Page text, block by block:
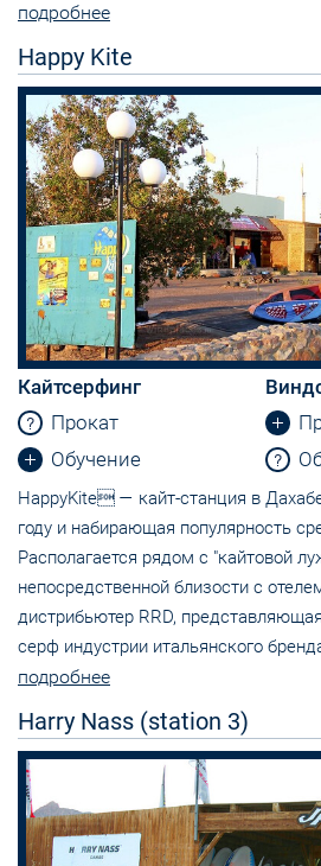
подробнее
Happy Kite
Кайтсерфинг
Прокат
Обучение
HappyKite — кайт-станция в
году и набирающая популярность
Располагается рядом с "кайтовой
непосредственной близости с
дистрибьютер RRD,
серф индустрии итальянского
подробнее
Harry Nass (station 3)